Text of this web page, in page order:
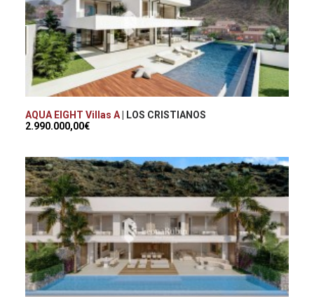
AQUA EIGHT Villas A| LOS CRISTIANOS
2.990.000,00€